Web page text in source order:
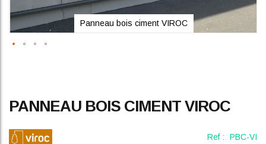
PANNEAU BOIS CIMENT VIROC
Ref : PBC-VI
Panneau bois ciment VIROC
to
beginning
of